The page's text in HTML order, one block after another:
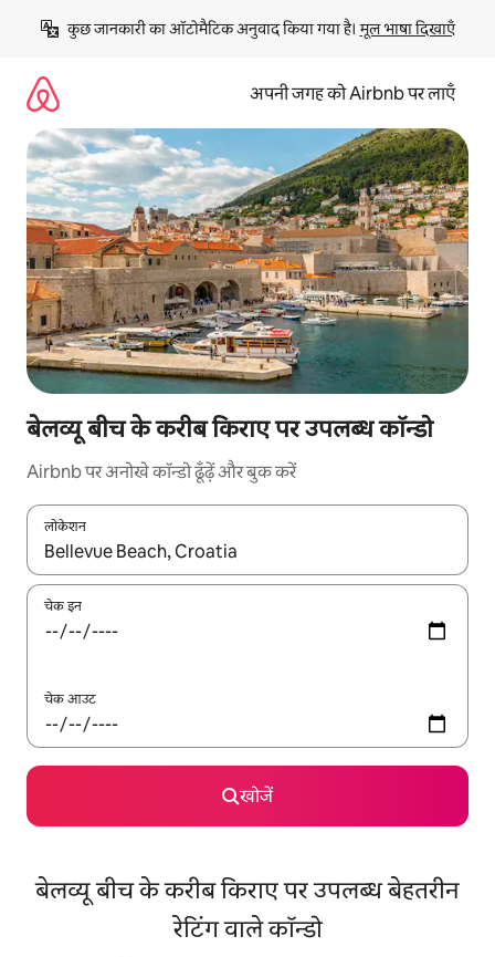
छोड़कर
कॉन्टेंट
कुछ जानकारी का ऑटोमैटिक अनुवाद किया गया है। मूल भाषा दिखाएँ
अपनी जगह को Airbnb पर लाएँ
बेलव्यू बीच के करीब किराए पर उपलब्ध कॉन्डो
Airbnb पर अनोखे कॉन्डो ढूँढ़ें और बुक करें
लोकेशन
नतीजों के उपलब्ध होने पर, अप और डाउन 'ऐरो की' का इस्तेमाल करके नेविगेट
चेक इन
चेक आउट
खोजें
बेलव्यू बीच के करीब किराए पर उपलब्ध बेहतरीन
रेटिंग वाले कॉन्डो